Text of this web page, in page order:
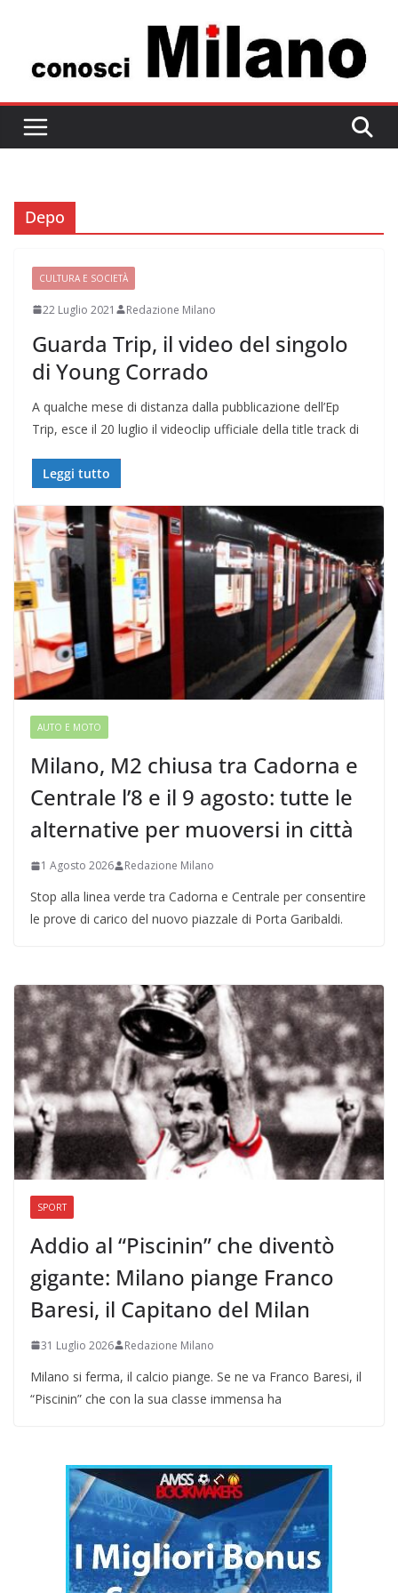
contenuto
Depo
CULTURA E SOCIETÀ
22 Luglio 2021 Redazione Milano
Guarda Trip, il video del singolo
di Young Corrado
A qualche mese di distanza dalla pubblicazione dell’Ep
Trip, esce il 20 luglio il videoclip ufficiale della title track di
Leggi tutto
AUTO E MOTO
Milano, M2 chiusa tra Cadorna e
Centrale l’8 e il 9 agosto: tutte le
alternative per muoversi in città
1 Agosto 2026 Redazione Milano
Stop alla linea verde tra Cadorna e Centrale per consentire
le prove di carico del nuovo piazzale di Porta Garibaldi.
SPORT
Addio al “Piscinin” che diventò
gigante: Milano piange Franco
Baresi, il Capitano del Milan
31 Luglio 2026 Redazione Milano
Milano si ferma, il calcio piange. Se ne va Franco Baresi, il
“Piscinin” che con la sua classe immensa ha